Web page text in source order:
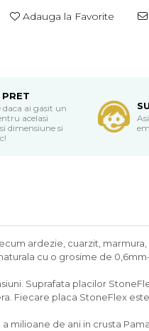
Adauga la Favorite
PRET
ai gasit un
acelasi
dimensiune si
ardezie, cuarzit,
cu o grosime de
Suprafata placilor
Fiecare placa StoneFlex
de ani in crusta